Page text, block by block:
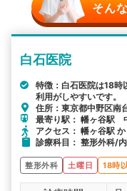
そん
白石医院
特徴：白石医院は18時
利用がしやすいです。
住所：東京都中野区南
最寄り駅： 幡ヶ谷駅
アクセス： 幡ヶ谷駅
診療科目： 整形外科/
整形外科 土曜日 18時